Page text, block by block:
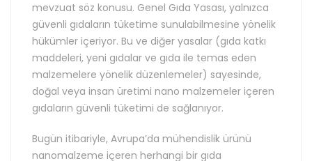
mevzuat söz konusu. Genel Gıda Yasası, yalnızca
güvenli gıdaların tüketime sunulabilmesine yönelik
hükümler içeriyor. Bu ve diğer yasalar (gıda katkı
maddeleri, yeni gıdalar ve gıda ile temas eden
malzemelere yönelik düzenlemeler) sayesinde,
doğal veya insan üretimi nano malzemeler içeren
gıdaların güvenli tüketimi de sağlanıyor.
Bugün itibariyle, Avrupa’da mühendislik ürünü
nanomalzeme içeren herhangi bir gıda